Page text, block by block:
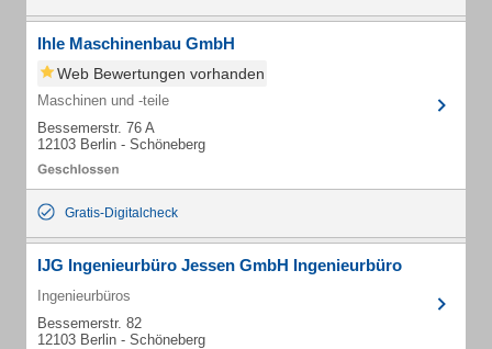
Ihle Maschinenbau GmbH
Web Bewertungen vorhanden
Maschinen und -teile
Bessemerstr. 76 A
12103 Berlin - Schöneberg
Gratis-Digitalcheck
IJG Ingenieurbüro Jessen GmbH Ingenieurbüro
Ingenieurbüros
Bessemerstr. 82
12103 Berlin - Schöneberg